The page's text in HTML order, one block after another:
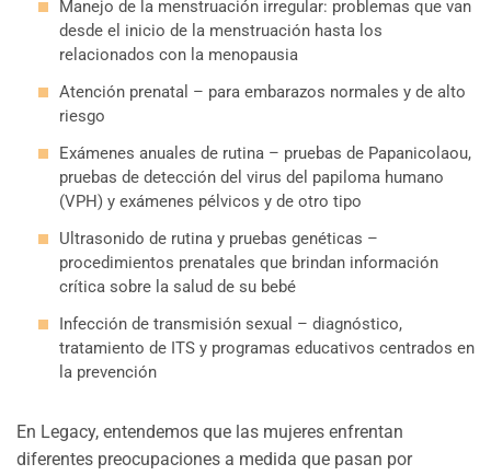
Manejo de la menstruación irregular: problemas que van
desde el inicio de la menstruación hasta los
relacionados con la menopausia
Atención prenatal – para embarazos normales y de alto
riesgo
Exámenes anuales de rutina – pruebas de Papanicolaou,
pruebas de detección del virus del papiloma humano
(VPH) y exámenes pélvicos y de otro tipo
Ultrasonido de rutina y pruebas genéticas –
procedimientos prenatales que brindan información
crítica sobre la salud de su bebé
Infección de transmisión sexual – diagnóstico,
tratamiento de ITS y programas educativos centrados en
la prevención
En Legacy, entendemos que las mujeres enfrentan
diferentes preocupaciones a medida que pasan por